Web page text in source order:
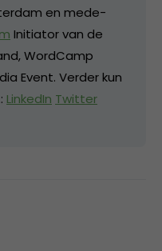
en mede-
Initiator van de
WordCamp
Event. Verder kun
LinkedIn Twitter